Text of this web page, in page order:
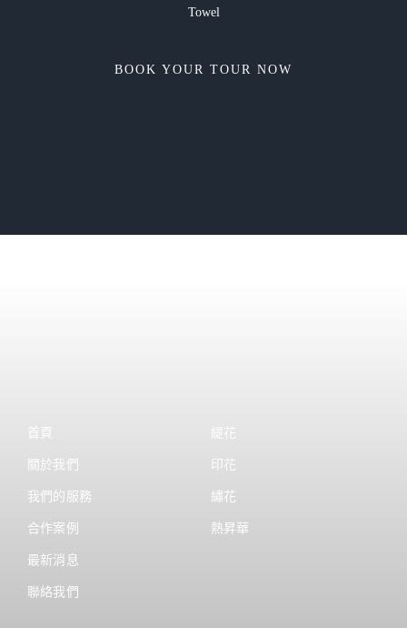
Towel
BOOK YOUR TOUR NOW
首頁
關於我們
我們的服務
合作案例
最新消息
聯絡我們
緹花
印花
繡花
熱昇華